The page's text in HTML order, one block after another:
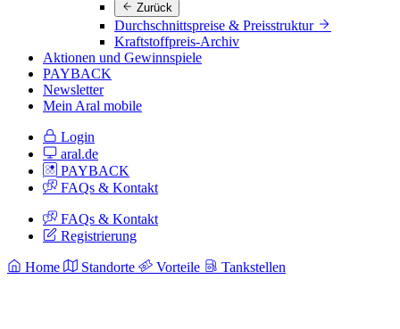
Zurück
Durchschnittspreise & Preisstruktur
Kraftstoffpreis-Archiv
Aktionen und Gewinnspiele
PAYBACK
Newsletter
Mein Aral mobile
Login
aral.de
PAYBACK
FAQs & Kontakt
FAQs & Kontakt
Registrierung
Home Standorte Vorteile Tankstellen